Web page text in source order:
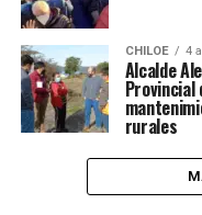
CHILOE 4
Alcalde
Provincial
rurales